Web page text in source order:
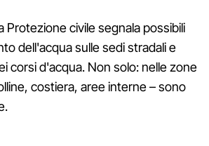
Protezione civile segnala possibili
dell'acqua sulle sedi stradali e
corsi d'acqua. Non solo: nelle zone
costiera, aree interne – sono